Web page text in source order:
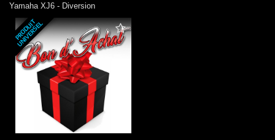
Yamaha XJ6 - Diversion
P
R
O
D
U
I
T
U
N
I
V
E
R
S
E
L